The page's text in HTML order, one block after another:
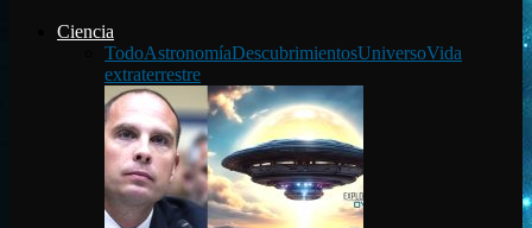
Ciencia
TodoAstronomíaDescubrimientosUniversoVida
extraterrestre